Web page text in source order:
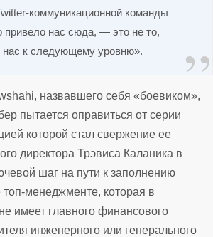
коммуникационной команды
привело нас сюда, — это не то,
нас к следующему уровню».
назвавшего себя «боевиком»,
пытается оправиться от серии
которой стал свержение ее
директора Трэвиса Каланика в
шаг на пути к заполнению
менеджменте, которая в
имеет главного финансового
инженерного или генерального